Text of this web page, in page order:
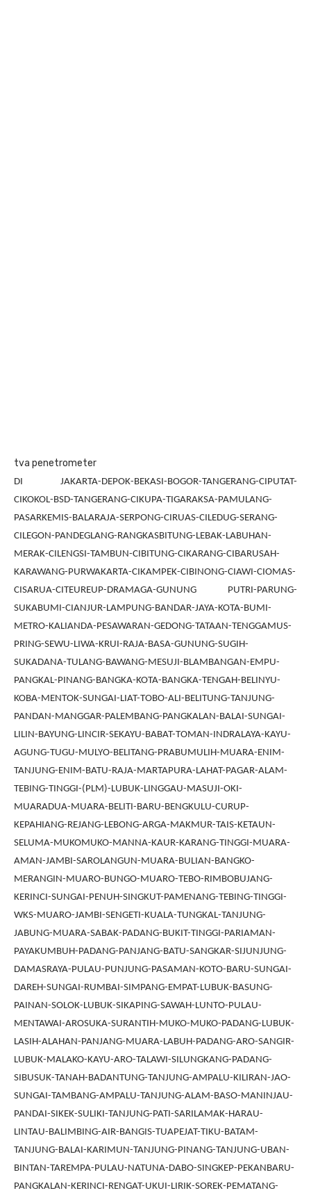
tva penetrometer
DI JAKARTA-DEPOK-BEKASI-BOGOR-TANGERANG-CIPUTAT-
CIKOKOL-BSD-TANGERANG-CIKUPA-TIGARAKSA-PAMULANG-
PASARKEMIS-BALARAJA-SERPONG-CIRUAS-CILEDUG-SERANG-
CILEGON-PANDEGLANG-RANGKASBITUNG-LEBAK-LABUHAN-
MERAK-CILENGSI-TAMBUN-CIBITUNG-CIKARANG-CIBARUSAH-
KARAWANG-PURWAKARTA-CIKAMPEK-CIBINONG-CIAWI-CIOMAS-
CISARUA-CITEUREUP-DRAMAGA-GUNUNG PUTRI-PARUNG-
SUKABUMI-CIANJUR-LAMPUNG-BANDAR-JAYA-KOTA-BUMI-
METRO-KALIANDA-PESAWARAN-GEDONG-TATAAN-TENGGAMUS-
PRING-SEWU-LIWA-KRUI-RAJA-BASA-GUNUNG-SUGIH-
SUKADANA-TULANG-BAWANG-MESUJI-BLAMBANGAN-EMPU-
PANGKAL-PINANG-BANGKA-KOTA-BANGKA-TENGAH-BELINYU-
KOBA-MENTOK-SUNGAI-LIAT-TOBO-ALI-BELITUNG-TANJUNG-
PANDAN-MANGGAR-PALEMBANG-PANGKALAN-BALAI-SUNGAI-
LILIN-BAYUNG-LINCIR-SEKAYU-BABAT-TOMAN-INDRALAYA-KAYU-
AGUNG-TUGU-MULYO-BELITANG-PRABUMULIH-MUARA-ENIM-
TANJUNG-ENIM-BATU-RAJA-MARTAPURA-LAHAT-PAGAR-ALAM-
TEBING-TINGGI-(PLM)-LUBUK-LINGGAU-MASUJI-OKI-
MUARADUA-MUARA-BELITI-BARU-BENGKULU-CURUP-
KEPAHIANG-REJANG-LEBONG-ARGA-MAKMUR-TAIS-KETAUN-
SELUMA-MUKOMUKO-MANNA-KAUR-KARANG-TINGGI-MUARA-
AMAN-JAMBI-SAROLANGUN-MUARA-BULIAN-BANGKO-
MERANGIN-MUARO-BUNGO-MUARO-TEBO-RIMBOBUJANG-
KERINCI-SUNGAI-PENUH-SINGKUT-PAMENANG-TEBING-TINGGI-
WKS-MUARO-JAMBI-SENGETI-KUALA-TUNGKAL-TANJUNG-
JABUNG-MUARA-SABAK-PADANG-BUKIT-TINGGI-PARIAMAN-
PAYAKUMBUH-PADANG-PANJANG-BATU-SANGKAR-SIJUNJUNG-
DAMASRAYA-PULAU-PUNJUNG-PASAMAN-KOTO-BARU-SUNGAI-
DAREH-SUNGAI-RUMBAI-SIMPANG-EMPAT-LUBUK-BASUNG-
PAINAN-SOLOK-LUBUK-SIKAPING-SAWAH-LUNTO-PULAU-
MENTAWAI-AROSUKA-SURANTIH-MUKO-MUKO-PADANG-LUBUK-
LASIH-ALAHAN-PANJANG-MUARA-LABUH-PADANG-ARO-SANGIR-
LUBUK-MALAKO-KAYU-ARO-TALAWI-SILUNGKANG-PADANG-
SIBUSUK-TANAH-BADANTUNG-TANJUNG-AMPALU-KILIRAN-JAO-
SUNGAI-TAMBANG-AMPALU-TANJUNG-ALAM-BASO-MANINJAU-
PANDAI-SIKEK-SULIKI-TANJUNG-PATI-SARILAMAK-HARAU-
LINTAU-BALIMBING-AIR-BANGIS-TUAPEJAT-TIKU-BATAM-
TANJUNG-BALAI-KARIMUN-TANJUNG-PINANG-TANJUNG-UBAN-
BINTAN-TAREMPA-PULAU-NATUNA-DABO-SINGKEP-PEKANBARU-
PANGKALAN-KERINCI-RENGAT-UKUI-LIRIK-SOREK-PEMATANG-